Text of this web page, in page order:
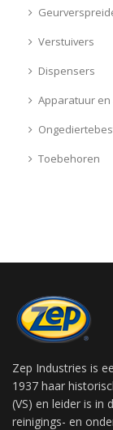
Verstuivers
Dispensers
Apparatuur
Toebehoren
Zep Industries is
1937 haar
(VS) en leider is in
reinigings- en